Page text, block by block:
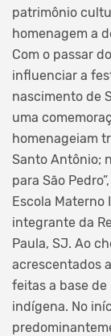
patrimônio
homenagem a
Com o passar
influenciar a
nascimento de
uma
homenageiam
Santo Antônio;
para São
Escola Materno
integrante da
Paula, SJ. Ao
acrescentados
feitas a base
indígena. No